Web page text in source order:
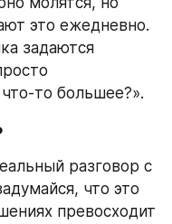
это ежедневно.
задаются
то большее?».
разговор с
что это
превосходит